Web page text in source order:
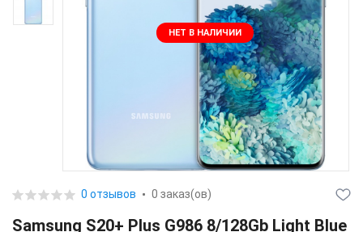
НЕТ В НАЛИЧИИ
0 отзывов 0 заказ(ов)
Samsung S20+ Plus G986 8/128Gb Light Blue